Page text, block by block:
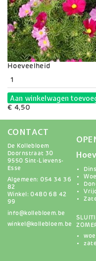
Variaties
Hoeveelheid
Aan winkelwagen
€ 4,50
CONTACT
De Kollebloem
Doornstraat 30
9550 Sint-Lievens-
Esse
Algemeen: 054 34 36
82
Winkel: 0480 68 42
99
info@kollebloem.be
winkel@kollebloem.be